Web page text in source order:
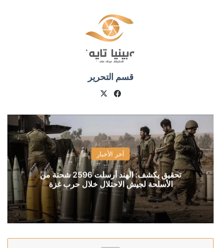
قسم التحرير
فيسبوك
آخر الأخبار
تحقيق يكشف: الهند أرسلت 2596 شحنة من
الأسلحة لجيش الاحتلال خلال حرب غزة